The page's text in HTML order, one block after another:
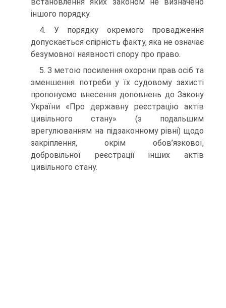
іншого порядку.
4. У порядку окремого провадження
допускається спірність факту, яка не означає
безумовної наявності спору про право.
5. З метою посилення охорони прав осіб та
зменшення потреби у їх судовому захисті
пропонуємо внесення доповнень до Закону
України «Про державну реєстрацію актів
цивільного стану» (з подальшим
врегулюванням на підзаконному рівні) щодо
закріплення, окрім обов’язкової,
добровільної реєстрації інших актів
цивільного стану.